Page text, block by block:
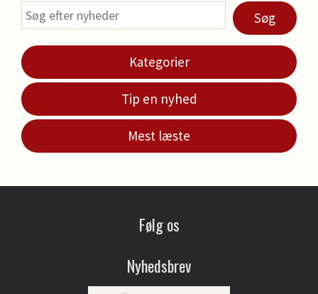
Søg
Kategorier
Tip en nyhed
Mest læste
Følg os
Nyhedsbrev